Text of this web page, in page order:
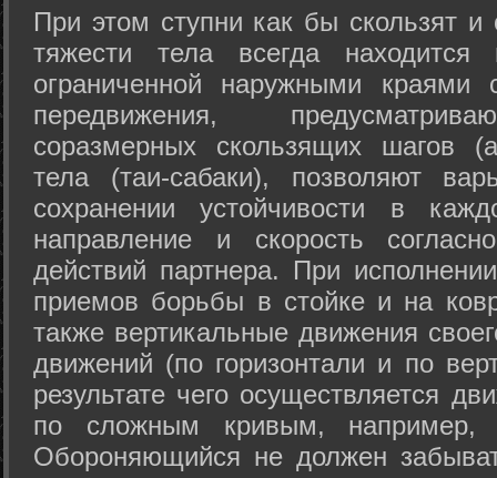
При этом ступни как бы скользят
тяжести тела всегда
ограниченной наружными краями
передвижения,
соразмерных скользящих шагов
тела (таи-сабаки), позволяют
сохранении устойчивости в
направление и скорость
действий партнера. При
приемов борьбы в стойке и на
также вертикальные движения
движений (по горизонтали и по
результате чего осуществляется
по сложным кривым, например,
Обороняющийся не должен